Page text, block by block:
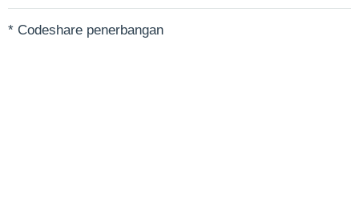
* Codeshare penerbangan